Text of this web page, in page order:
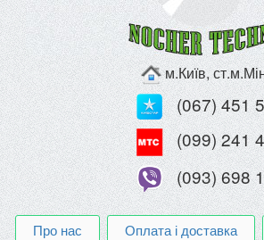
м.Київ,
(067) 451
(099) 241
(093) 698
Про нас Оплата і доставка